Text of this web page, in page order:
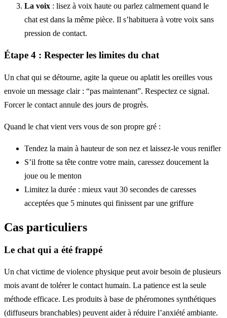
La voix : lisez à voix haute ou parlez calmement quand le
chat est dans la même pièce. Il s’habituera à votre voix sans
pression de contact.
Étape 4 : Respecter les limites du chat
Un chat qui se détourne, agite la queue ou aplatit les oreilles vous
envoie un message clair : “pas maintenant”. Respectez ce signal.
Forcer le contact annule des jours de progrès.
Quand le chat vient vers vous de son propre gré :
Tendez la main à hauteur de son nez et laissez-le vous renifler
S’il frotte sa tête contre votre main, caressez doucement la
joue ou le menton
Limitez la durée : mieux vaut 30 secondes de caresses
acceptées que 5 minutes qui finissent par une griffure
Cas particuliers
Le chat qui a été frappé
Un chat victime de violence physique peut avoir besoin de plusieurs
mois avant de tolérer le contact humain. La patience est la seule
méthode efficace. Les produits à base de phéromones synthétiques
(diffuseurs branchables) peuvent aider à réduire l’anxiété ambiante.